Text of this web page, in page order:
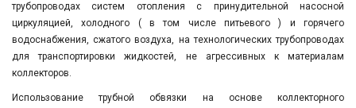
трубопроводах
систем отопления с принудительной насосной
циркуляцией, холодного ( в том числе питьевого ) и
горячего
водоснабжения, сжатого воздуха, на технологических трубопроводах
для транспортировки жидкостей, не агрессивных к материалам
коллекторов.
Использование трубной обвязки на основе коллекторного